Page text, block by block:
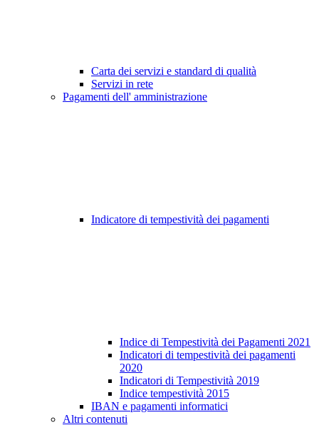
Carta dei servizi e standard di qualità
Servizi in rete
Pagamenti dell' amministrazione
Indicatore di tempestività dei pagamenti
Indice di Tempestività dei Pagamenti 2021
Indicatori di tempestività dei pagamenti
2020
Indicatori di Tempestività 2019
Indice tempestività 2015
IBAN e pagamenti informatici
Altri contenuti